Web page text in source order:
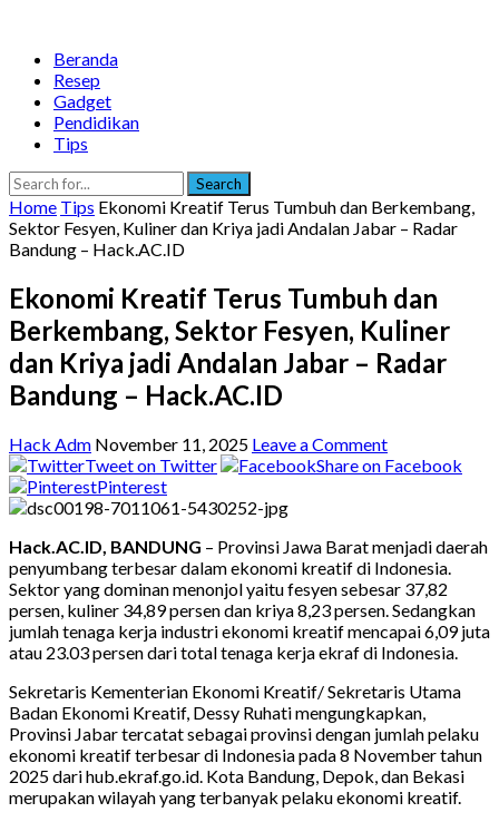
Beranda
Resep
Gadget
Pendidikan
Tips
Search
Home Tips Ekonomi Kreatif Terus Tumbuh dan Berkembang,
Sektor Fesyen, Kuliner dan Kriya jadi Andalan Jabar – Radar
Bandung – Hack.AC.ID
Ekonomi Kreatif Terus Tumbuh dan
Berkembang, Sektor Fesyen, Kuliner
dan Kriya jadi Andalan Jabar – Radar
Bandung – Hack.AC.ID
Hack Adm November 11, 2025 Leave a Comment
Tweet on Twitter
Share on Facebook
Pinterest
Hack.AC.ID, BANDUNG – Provinsi Jawa Barat menjadi daerah
penyumbang terbesar dalam ekonomi kreatif di Indonesia.
Sektor yang dominan menonjol yaitu fesyen sebesar 37,82
persen, kuliner 34,89 persen dan kriya 8,23 persen. Sedangkan
jumlah tenaga kerja industri ekonomi kreatif mencapai 6,09 juta
atau 23.03 persen dari total tenaga kerja ekraf di Indonesia.
Sekretaris Kementerian Ekonomi Kreatif/ Sekretaris Utama
Badan Ekonomi Kreatif, Dessy Ruhati mengungkapkan,
Provinsi Jabar tercatat sebagai provinsi dengan jumlah pelaku
ekonomi kreatif terbesar di Indonesia pada 8 November tahun
2025 dari hub.ekraf.go.id. Kota Bandung, Depok, dan Bekasi
merupakan wilayah yang terbanyak pelaku ekonomi kreatif.